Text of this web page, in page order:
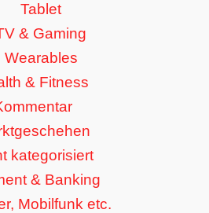
Tablet
& Gaming
Wearables
& Fitness
kategorisiert
& Banking
Mobilfunk etc.